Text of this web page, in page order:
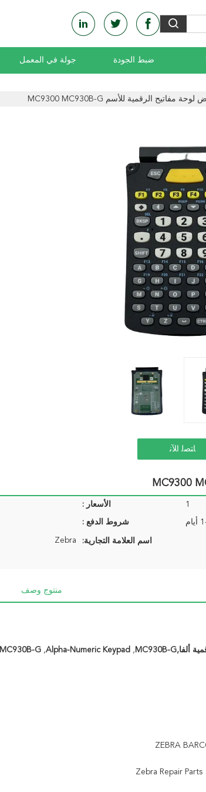
جولة في المعمل ضبط الجودة
ﺎﺘﺼﻟ ﺍﻶﻧ
1 الأسعار :
شروط الدفع :
اسم العلامة التجارية: Zebra
منتوج وصف
,
Alpha-Numeric Keypad
,
MC930B-G
ZEBRA
Zebra Repair Parts